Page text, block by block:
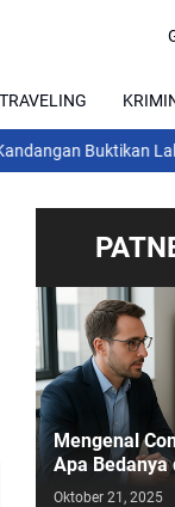
TRAVELING
Buktikan Lahan
Mengenal
Apa Bedanya
Oktober 21, 2025